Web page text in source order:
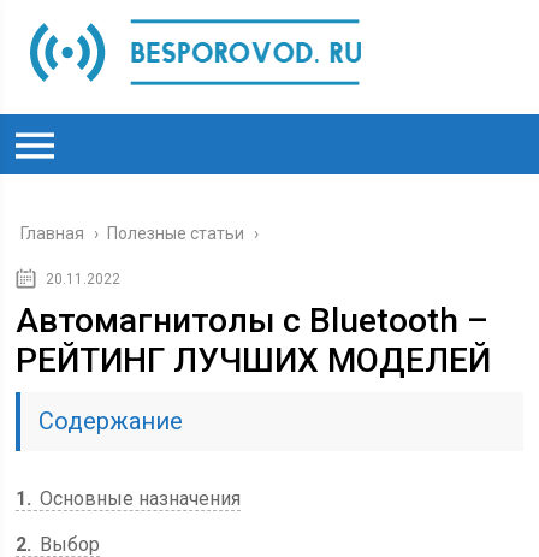
Главная › Полезные статьи ›
20.11.2022
Автомагнитолы с Bluetooth –
РЕЙТИНГ ЛУЧШИХ МОДЕЛЕЙ
Содержание
1
Основные назначения
2
Выбор